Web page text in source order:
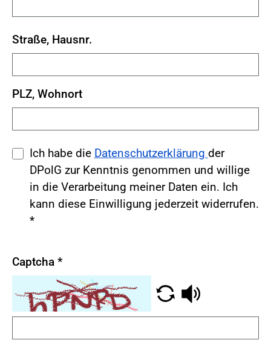
Straße, Hausnr.
PLZ, Wohnort
Ich habe die Datenschutzerklärung der
DPolG zur Kenntnis genommen und willige
in die Verarbeitung meiner Daten ein. Ich
kann diese Einwilligung jederzeit widerrufen.
*
Captcha *